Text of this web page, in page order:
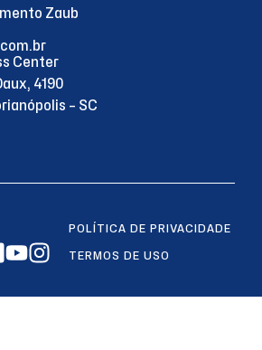
Zaub
Center
4190
– SC
POLÍTICA DE PRIVACIDADE
TERMOS DE USO